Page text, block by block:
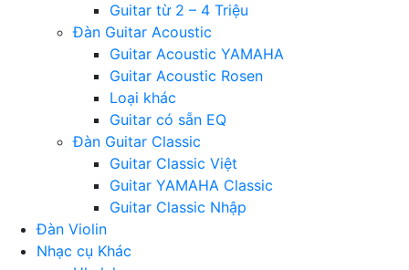
Guitar từ 2 – 4 Triệu
Đàn Guitar Acoustic
Guitar Acoustic YAMAHA
Guitar Acoustic Rosen
Loại khác
Guitar có sẵn EQ
Đàn Guitar Classic
Guitar Classic Việt
Guitar YAMAHA Classic
Guitar Classic Nhập
Đàn Violin
Nhạc cụ Khác